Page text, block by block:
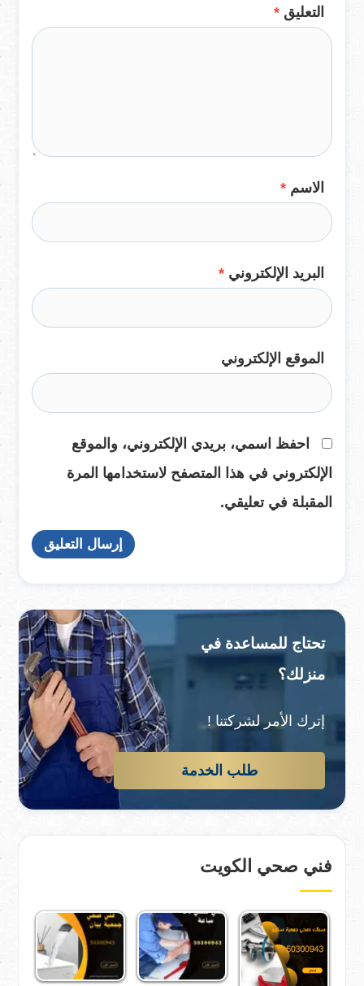
التعليق *
الاسم *
البريد الإلكتروني *
الموقع الإلكتروني
احفظ اسمي، بريدي الإلكتروني، والموقع
الإلكتروني في هذا المتصفح لاستخدامها المرة
المقبلة في تعليقي.
تحتاج للمساعدة في
منزلك؟
إترك الأمر لشركتنا !
طلب الخدمة
فني صحي الكويت